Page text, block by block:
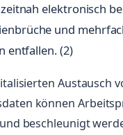
elektronisch
und
entfallen. (2)
Austausch
können
beschleunigt